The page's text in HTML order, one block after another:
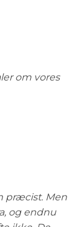
om vores
præcist. Men
og endnu